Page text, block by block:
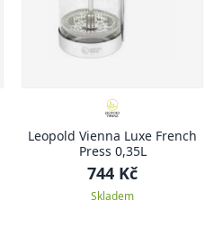
Leopold Vienna Luxe French
Press 0,35L
744 Kč
Skladem